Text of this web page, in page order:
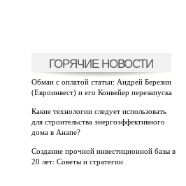
ГОРЯЧИЕ НОВОСТИ
Обман с оплатой статьи: Андрей Березин
(Евроинвест) и его Конвейер перезапуска
Какие технологии следует использовать
для строительства энергоэффективного
дома в Анапе?
Создание прочной инвестиционной базы в
20 лет: Советы и стратегии